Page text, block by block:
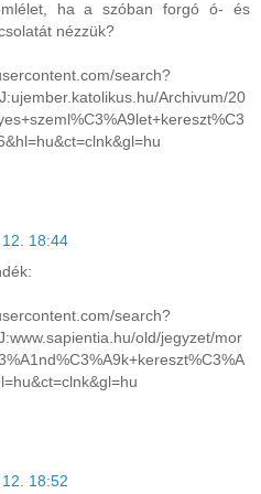
ha a szóban forgó ó- és
nézzük?
search?
Archivum/20
18:44
search?
old/jegyzet/mor
18:52